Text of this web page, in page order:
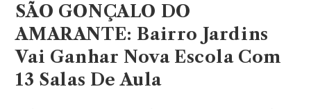
SÃO GONÇALO DO
AMARANTE: Bairro Jardins
Vai Ganhar Nova Escola Com
13 Salas De Aula